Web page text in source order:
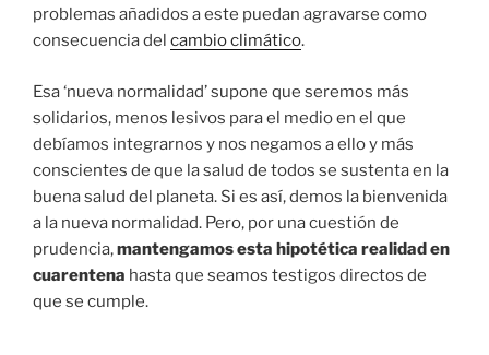
problemas añadidos a este puedan agravarse como
consecuencia del cambio climático.
Esa ‘nueva normalidad’ supone que seremos más
solidarios, menos lesivos para el medio en el que
debíamos integrarnos y nos negamos a ello y más
conscientes de que la salud de todos se sustenta en la
buena salud del planeta. Si es así, demos la bienvenida
a la nueva normalidad. Pero, por una cuestión de
prudencia,mantengamos esta hipotética realidad en
cuarentena hasta que seamos testigos directos de
que se cumple.